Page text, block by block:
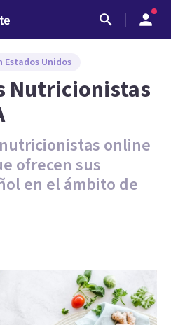
Estados Unidos
Nutricionistas
online
ofrecen sus
en el ámbito de